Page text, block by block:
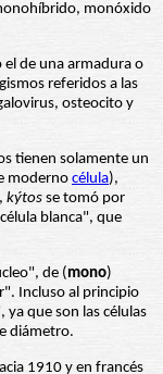
monóxido
el de una armadura o
referidos a las
osteocito y
tienen solamente un
moderno célula),
kýtos se tomó por
blanca", que
de (mono)
Incluso al principio
que son las células
diámetro.
1910 y en francés